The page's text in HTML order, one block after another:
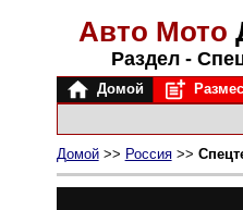
Авто Мото
Раздел -
Домой
Домой>> Россия>>